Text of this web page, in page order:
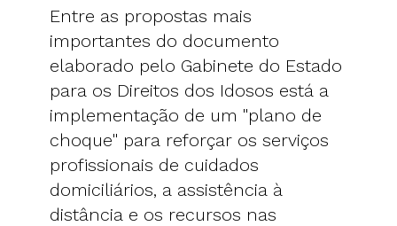
Entre as propostas mais
importantes do documento
elaborado pelo Gabinete do Estado
para os Direitos dos Idosos está a
implementação de um "plano de
choque" para reforçar os serviços
profissionais de cuidados
domiciliários, a assistência à
distância e os recursos nas